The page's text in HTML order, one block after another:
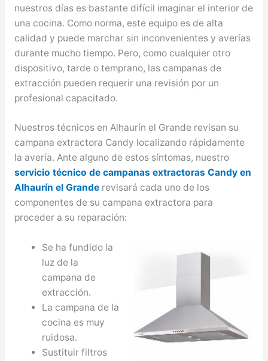
nuestros días es bastante difícil imaginar el interior de
una cocina. Como norma, este equipo es de alta
calidad y puede marchar sin inconvenientes y averías
durante mucho tiempo. Pero, como cualquier otro
dispositivo, tarde o temprano, las campanas de
extracción pueden requerir una revisión por un
profesional capacitado.
Nuestros técnicos en Alhaurín el Grande revisan su
campana extractora Candy localizando rápidamente
la avería. Ante alguno de estos síntomas, nuestro
servicio técnico de campanas extractoras Candy en
Alhaurín el Granderevisará cada uno de los
componentes de su campana extractora para
proceder a su reparación:
Se ha fundido la
luz de la
campana de
extracción.
La campana de la
cocina es muy
ruidosa.
Sustituir filtros